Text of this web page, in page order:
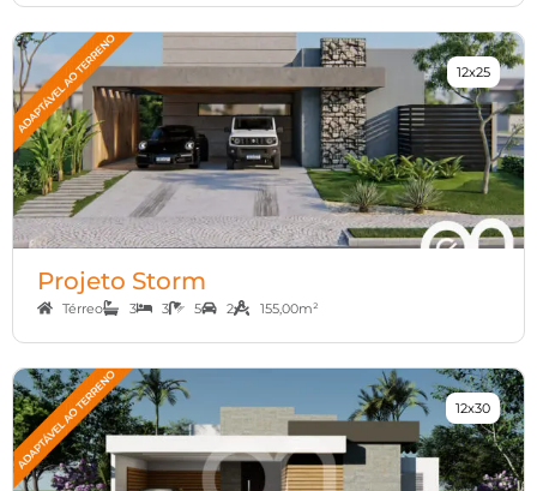
12x25
Projeto Storm
Térreo 3 3 5 2 155,00m²
12x30